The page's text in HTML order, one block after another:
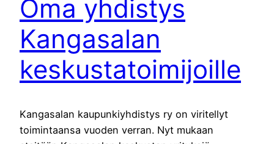
Oma yhdistys
Kangasalan
keskustatoimijoille
Kangasalan kaupunkiyhdistys ry on viritellyt
toimintaansa vuoden verran. Nyt mukaan